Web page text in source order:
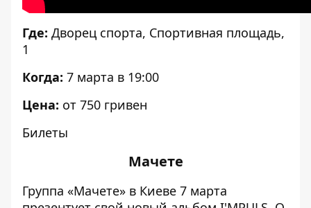
Где: Дворец спорта, Спортивная площадь,
1
Когда: 7 марта в 19:00
Цена: от 750 гривен
Билеты
Мачете
Группа «Мачете» в Киеве 7 марта